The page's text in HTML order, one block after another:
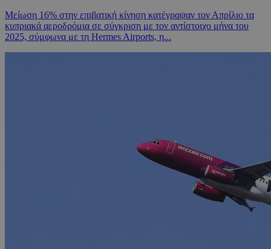
Μείωση 16% στην επιβατική κίνηση κατέγραψαν τον Απρίλιο τα
κυπριακά αεροδρόμια σε σύγκριση με τον αντίστοιχο μήνα του
2025, σύμφωνα με τη Hermes Airports, η...